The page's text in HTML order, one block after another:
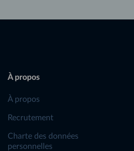
À propos
À propos
Recrutement
Charte des données
personnelles